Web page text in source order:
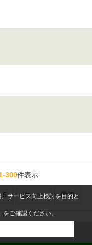
件表示
5 次へ>> 最初
サービス向上検討を目的と
をご確認ください。